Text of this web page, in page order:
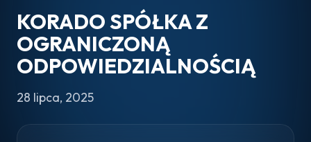
KORADO SPÓŁKA Z
OGRANICZONĄ
ODPOWIEDZIALNOŚCIĄ
28 lipca, 2025